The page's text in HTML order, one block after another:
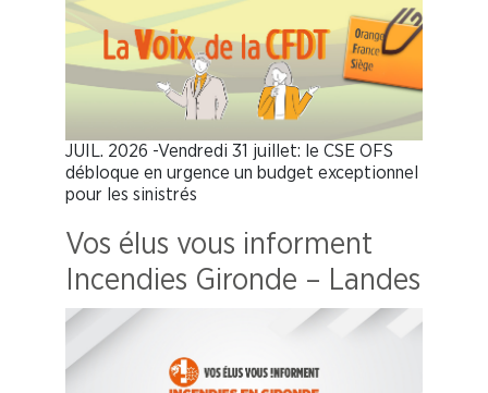
JUIL. 2026 -Vendredi 31 juillet: le CSE OFS
débloque en urgence un budget exceptionnel
pour les sinistrés
Vos élus vous informent
Incendies Gironde – Landes